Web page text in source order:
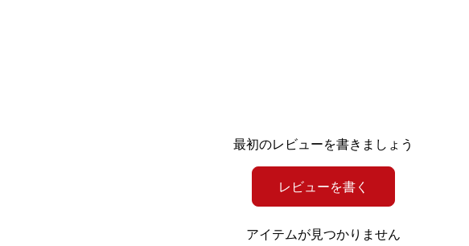
最初のレビューを書きましょう
レビューを書く
アイテムが見つかりません